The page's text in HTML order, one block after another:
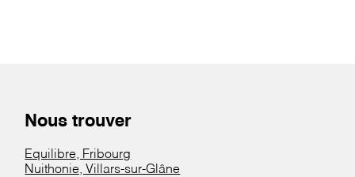
Nous trouver
Equilibre, Fribourg
Nuithonie, Villars-sur-Glâne